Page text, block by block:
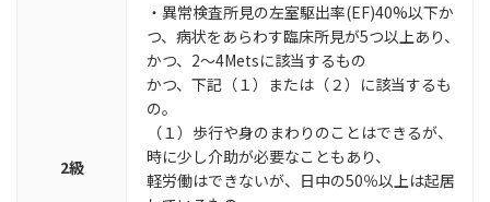
2級
・異常検査所見の左室駆出率(EF)40%以下か
つ、病状をあらわす臨床所見が5つ以上あり、
かつ、2～4Metsに該当するもの
かつ、下記（１）または（２）に該当するも
の。
（１）歩行や身のまわりのことはできるが、
時に少し介助が必要なこともあり、
軽労働はできないが、日中の50％以上は起居